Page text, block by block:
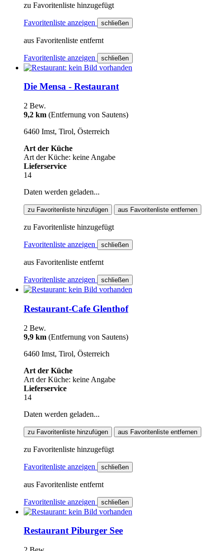
zu Favoritenliste hinzugefügt
Favoritenliste anzeigen schließen
aus Favoritenliste entfernt
Favoritenliste anzeigen schließen
Die Mensa - Restaurant
2 Bew.
9,2 km (Entfernung von Sautens)
6460 Imst, Tirol, Österreich
Art der Küche
Art der Küche: keine Angabe
Lieferservice
14
Daten werden geladen...
zu Favoritenliste hinzufügen aus Favoritenliste entfernen
zu Favoritenliste hinzugefügt
Favoritenliste anzeigen schließen
aus Favoritenliste entfernt
Favoritenliste anzeigen schließen
Restaurant-Cafe Glenthof
2 Bew.
9,9 km (Entfernung von Sautens)
6460 Imst, Tirol, Österreich
Art der Küche
Art der Küche: keine Angabe
Lieferservice
14
Daten werden geladen...
zu Favoritenliste hinzufügen aus Favoritenliste entfernen
zu Favoritenliste hinzugefügt
Favoritenliste anzeigen schließen
aus Favoritenliste entfernt
Favoritenliste anzeigen schließen
Restaurant Piburger See